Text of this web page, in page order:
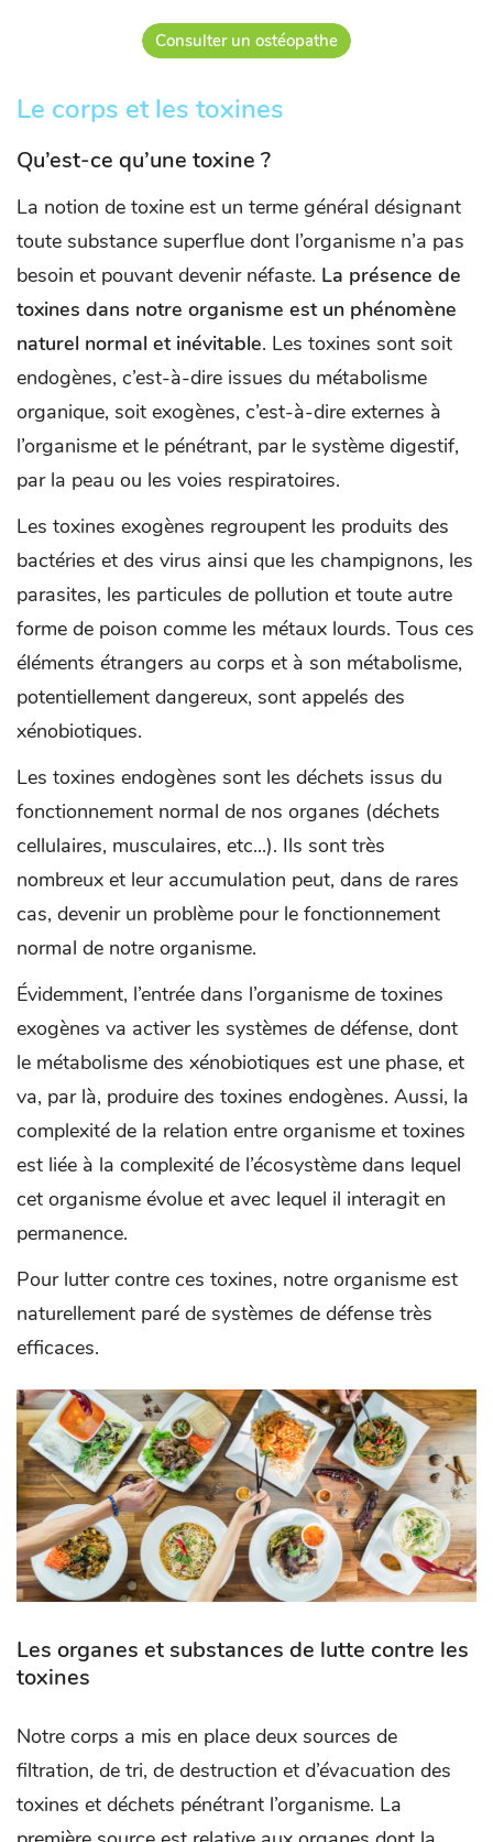
Consulter un ostéopathe
Le corps et les toxines
Qu’est-ce qu’une toxine ?
La notion de toxine est un terme général désignant
toute substance superflue dont l’organisme n’a pas
besoin et pouvant devenir néfaste. La présence de
toxines dans notre organisme est un phénomène
naturel normal et inévitable. Les toxines sont soit
endogènes, c’est-à-dire issues du métabolisme
organique, soit exogènes, c’est-à-dire externes à
l’organisme et le pénétrant, par le système digestif,
par la peau ou les voies respiratoires.
Les toxines exogènes regroupent les produits des
bactéries et des virus ainsi que les champignons, les
parasites, les particules de pollution et toute autre
forme de poison comme les métaux lourds. Tous ces
éléments étrangers au corps et à son métabolisme,
potentiellement dangereux, sont appelés des
xénobiotiques.
Les toxines endogènes sont les déchets issus du
fonctionnement normal de nos organes (déchets
cellulaires, musculaires, etc...). Ils sont très
nombreux et leur accumulation peut, dans de rares
cas, devenir un problème pour le fonctionnement
normal de notre organisme.
Évidemment, l’entrée dans l’organisme de toxines
exogènes va activer les systèmes de défense, dont
le métabolisme des xénobiotiques est une phase, et
va, par là, produire des toxines endogènes. Aussi, la
complexité de la relation entre organisme et toxines
est liée à la complexité de l’écosystème dans lequel
cet organisme évolue et avec lequel il interagit en
permanence.
Pour lutter contre ces toxines, notre organisme est
naturellement paré de systèmes de défense très
efficaces.
Les organes et substances de lutte contre les
toxines
Notre corps a mis en place deux sources de
filtration, de tri, de destruction et d’évacuation des
toxines et déchets pénétrant l’organisme. La